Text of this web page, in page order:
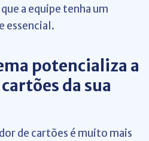
a equipe tenha um
essencial.
potencializa a
da sua
de cartões é muito mais